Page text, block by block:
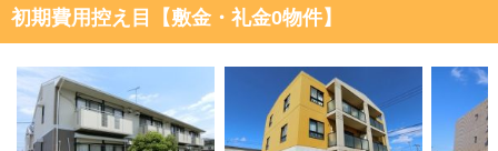
初期費用控え目【敷金・礼金0物件】